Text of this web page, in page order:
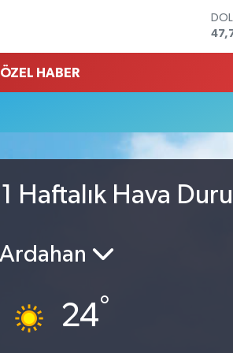
ÖZEL HABER
1 Haftalık Hava
Ardahan
24°